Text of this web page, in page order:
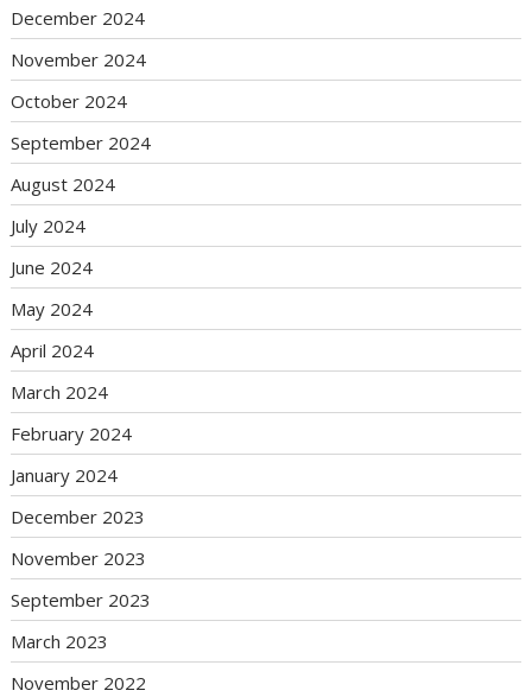
December 2024
November 2024
October 2024
September 2024
August 2024
July 2024
June 2024
May 2024
April 2024
March 2024
February 2024
January 2024
December 2023
November 2023
September 2023
March 2023
November 2022